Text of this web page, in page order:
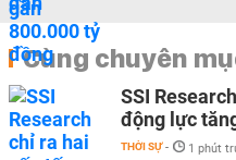
Cùng chuyên
SSI
động lực
THỜI SỰ - 1 phút